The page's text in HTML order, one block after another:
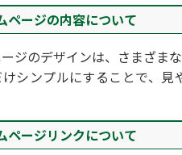
ページの内容について
ジのデザインは、さまざま
シンプルにすることで、
ページリンクについて